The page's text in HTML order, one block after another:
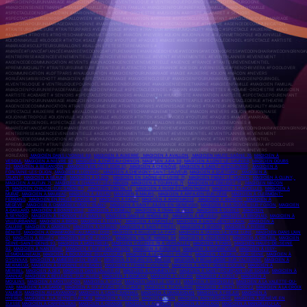
#MAGICIENPOURUNMARIAGE #MAGICIENPOURNOEL #LVENTRILOQUE # VENTRILOQUEPOURNOËL #MAGICIENBOURGOGNE
#MAGICIENSEINEETMARNE #MAGIEENFAMILLE #MAGICIEN FAMILIAL #MAGICIENPOURUNREPASDEFAMILLE #MAGICIENFAMILLE
#SPECTACLEDENOEL #CLOWN #MARIONNETTES # HOMME-ORCHESTRE #MUSICIEN #ARTISTE #CABARET # SENIORS
#SPECTACLEPOURSENIORS #HALLOWEEN #HUMORISTE #ANIMATION #ARTISTE #SPECTACLEPOURENFANT #MAGICIENPOURUNMARIAGE
#MAGICIENPOURUNMARIAGEDANSLYONNE #MARIONNETTEAFILS #DIJON #SPECTACLEDERUE #THEATRE #AGENCEDECOMMUNICATION
#TRAITEURSURMESURE #TRAITEURPARIS #VERNISSAGE #PARIS #TRAITEUR #PREMIUMQUALITY #MAGIC #SPECTACLE #AUXERRE #SENS
#AVALLON #TROYES #TROYESCHAMPAGNEMETROPOLE #MACON #NEVERS #DIJON #DIJONNAISE #DIJONMETROPOLE #DIJONVILLE
#DIJONMAVILLE #BLOGGER #TIKTOK #SALE #VIDEO #YOUTUBE #PAQUES #MAGIE #MARIAGE #SPECTACLEDENOEL #SPECTACLE #ARTISTE
#MARIAGE#SCULPTEURSURBALLONS #BALLONS FETESETSEREMONIES #
#ENTREPRISE#AGENCEEVENEMENTIELLE #AGENCEEVENEMENTIELLE #EVENT #EVENEMENTIEL #EVENTPLANNER #EVENEMENT
#AGENCEDECOMMUNICATION #EVENTS #MONACO#AGENCEEVENEMENTIELLE #AGENCE #FRANCE #TRAITEUREVENEMENTIEL
#PREMIUMQUALITY #TRAITEURSURMESURE #TRAITEUR #LATRACTIO NGOURMANDE #DESIGN #VERNISSAGE#FRENCHRIVIERA #FOODLOVER
#COMMUNICATION #LOFTPARIS #INAUGURATION #MAGICIENPOURUNMARIAGE #MAGIE #AUXERRE #DIJON #MÂCON #NEVERS
#ORLÉANS#BIBISCHOTT #MAGICIEN #SPECTACLEDEMAGIE #MAGICIENCLOSEUP #MAGICIENPOURUNMARIAGE #MAGICIENPOURNOEL
#LVENTRILOQUE # VENTRILOQUEPOURNOËL #MAGICIENBOURGOGNE #MAGICIENSEINEETMARNE #MAGIEENFAMILLE #MAGICIEN FAMILIAL
#MAGICIENPOURUNREPASDEFAMILLE #MAGICIENFAMILLE #SPECTACLEDENOEL #CLOWN #MARIONNETTES # HOMME-ORCHESTRE #MUSICIEN
#ARTISTE #CABARET # SENIORS #SPECTACLEPOURSENIORS #HALLOWEEN #HUMORISTE #ANIMATION #ARTISTE #SPECTACLEPOURENFANT
#MAGICIENPOURUNMARIAGE #MAGICIENPOURUNMARIAGEDANSLYONNE #MARIONNETTEAFILS #DIJON #SPECTACLEDERUE #THEATRE
#AGENCEDECOMMUNICATION #TRAITEURSURMESURE #TRAITEURPARIS #VERNISSAGE #PARIS #TRAITEUR #PREMIUMQUALITY #MAGIC
#SPECTACLE #AUXERRE #SENS #AVALLON #TROYES #TROYESCHAMPAGNEMETROPOLE #MACON #NEVERS #DIJON #DIJONNAISE
#DIJONMETROPOLE #DIJONVILLE #DIJONMAVILLE #BLOGGER #TIKTOK #SALE #VIDEO #YOUTUBE #PAQUES #MAGIE #MARIAGE
#SPECTACLEDENOEL #SPECTACLE #ARTISTE #MARIAGE#SCULPTEURSURBALLONS #BALLONS FETESETSEREMONIES #
#ENTREPRISE#AGENCEEVENEMENTIELLE #AGENCEEVENEMENTIELLE #EVENT #EVENEMENTIEL #EVENTPLANNER #EVENEMENT
#AGENCEDECOMMUNICATION #EVENTS #MONACO#AGENCEEVENEMENTIELLE #AGENCE #FRANCE #TRAITEUREVENEMENTIEL
#PREMIUMQUALITY #TRAITEURSURMESURE #TRAITEUR #LATRACTIONGOURMANDE #DESIGN #VERNISSAGE#FRENCHRIVIERA #FOODLOVER
#COMMUNICATION #LOFTPARIS #INAUGURATION #MAGICIENPOURUNMARIAGE #MAGIE #AUXERRE #DIJON #MÂCON #NEVERS
#ORLÉANS MAGICIEN DANS L’YONNE 89, MAGICIEN À AUXERRE MAGICIEN À AVALLON MAGICIEN HAUTE-SAÔNE 70 MAGICIEN À
VESOUL
MAGICIEN À NIÈVRE 58, MAGICIEN À CHÂTEAU-CHINON, MAGICIEN JURA 39, MAGICIEN À LONS-LE-SAUNIER, MAGICIEN DOUBS
25, MAGICIEN À BESANÇON, MAGICIEN EN CÔTE D’OR 21, MAGICIEN À CHENÔVE, MAGICIEN À SAINT-APPOLINAIRE,
MAGICIEN À
FONTAINE-LES-DIJON,
MAGICIEN À LONGVIC MAGICIEN À CHEVIGNY-SAINT-SAUVEUR MAGICIEN À QUETIGNY,
MAGICIEN À
TALANT, MAGICIEN À BEAUNE, MAGICIEN À DIJON, MAGICIEN EN SAÔNE-ET-LOIRE 71, MAGICIEN PARAY-LE-MONIAL,
MAGICIEN À CLUNY,
MAGICIEN À AUTUN 71,
MAGICIEN À CHARNAY-LÈS-MÂCON, MAGICIEN À TOURNUS 71 MAGICIEN LE CREUSOT 71
MAGICIEN MÂCON
71,
MAGICIEN CHALON-SUR-SAÔNE 71, MAGICIEN CANTAL 15 MAGICIEN À RIOM-ÈS-MONTAGNES MAGICIEN À NAUCELLES, MAGICIEN À
MURAT, MAGICIEN À MAURIAC, MAGICIEN À JUSSAC, MAGICIEN À MAURS, MAGICIEN À ARPAJON-SUR-CÈRE
MAGICIEN À CLERMONT-
FERRAND
MAGICIEN EN HAUTE-SAVOIE 74, MAGICIEN À PASSY, MAGICIEN À ANNEMASSE, MAGICIEN À ANNECY
MAGICIEN À
MEGÈVE,
MAGICIEN À CHAMONIX-MONT-BLANC, MAGICIEN À SAINT-JULIEN-EN-GENEVOIS, MAGICIEN À LA-ROCHE-SUR-FORON
MAGICIEN
À GAILLARD MAGICIEN À BONNEVILLE, MAGICIEN À RUMILLY, MAGICIEN À CRAN-GEVRIER MAGICIEN À CLUSES
MAGICIEN
À SEYNOD, MAGICIEN À THONON-LES-BAINS MAGICIEN DANS LE RHÔNE 69, MAGICIEN À MEYZIEU, MAGICIEN À BRIGNAIS, MAGICIEN À
VILLEURBANNE,
MAGICIEN À BRON, MAGICIEN À ECULLY, MAGICIEN À LIMONEST, MAGICIEN À SAINT-GENIS-LAVAL,
MAGICIEN À
CALUIRE,
MAGICIEN À DARDILLY, MAGICIEN À OULLINS, MAGICIEN À SAINT-PRIEST MAGICIEN À GIVORS MAGICIEN À PIERRE-
BÉNITE,
MAGICIEN À CHAMPAGNE-AU-MONT D’OR, MAGICIEN À RILLIEUX-LA-PAPE, MAGICIEN À TASSIN-LA-DEMI-LUNE,
MAGICIEN DANS L’AIN
01,
MAGICIEN À BELLEY, MAGICIEN ÎLE-DE-FRANCE MAGICIEN VAL-DE-MARNE 94 MAGICIEN À VINCENNES MAGICIEN À CRÉTEIL
MAGICIEN
SEINE-SAINT-DENIS 93 MAGICIEN À MONTREUIL MAGICIEN YVELINES 78 À VERSAILLES MAGICIEN À PARIS MAGICIEN HAUTS-DE-SEINE
92
MAGICIEN À NANTERRE MAGICIEN À RUEIL-MALMAISON MAGICIEN À ASNIÈRES MAGICIEN À COURBEVOIE
MAGICIEN À ISSY-
LESMOULINEAUX MAGICIEN À BOULOGNE-BILLANCOURT MAGICIEN À LEVALLOIS-PERRET MAGICIEN À NEUILLY-SUR-SEINE
MAGICIEN À
OYONNAX MAGICIEN À AMBÉRIEU-EN-BUGEY MAGICIEN À BOURG-EN-BRESSE MAGICIEN À BELLEGARDE-SUR-VALSERINE
MAGICIEN À
MEXIMIEUX MAGICIEN À DIVONNE-LES-BAINS MAGICIEN À FERNEY-VOLTAIRE MAGICIEN À SAINT-GENIS-POUILLY MAGICIEN À
MERIBEL
MAGICIEN À GEX MAGICIEN DANS L’ALLIER 03 MAGICIEN À COMMENTRY MAGICIEN À SAINT-POURÇAIN-SUR SIOULE
MAGICIEN À
GANNAT MAGICIEN À BELLERIVE-SUR-ALLIER MAGICIEN À DOMÉRAT MAGICIEN À YZEURE MAGICIEN À CUSSET MAGICIEN À
MOULINS MAGICIEN À MONTLUÇON MAGICIEN À VICHY MAGICIEN DANS LE VAR 83 MAGICIEN À BRIGNOLES MAGICIEN À LA VALETTE-DU-
VAR MAGICIEN À LA GARDE MAGICIEN À SIX-FOURS-LES-PLAGES, MAGICIEN À CAVALAIRE, MAGICIEN À SAINT TROPEZ MAGICIEN À LA CROIX
VALMER MAGICIEN AU LAVANDOU MAGICIEN À SAINT-RAPHAËL MAGICIEN À DRAGUIGNAN MAGICIEN À FRÉJUS MAGICIEN À
HYÈRES MAGICIEN À LA SEYNE-SUR-MER MAGICIEN À TOULON MAGICIEN LYON MAGICIEN ANNIVERSAIRE
MAGICIEN À GENÈVE EN
SUISSE MAGICIEN À CARPENTRAS MAGICIEN À ORANGE MAGICIEN À AVIGNON MAGICIEN À MONACO MAGICIEN À MANDELIEU-LA-